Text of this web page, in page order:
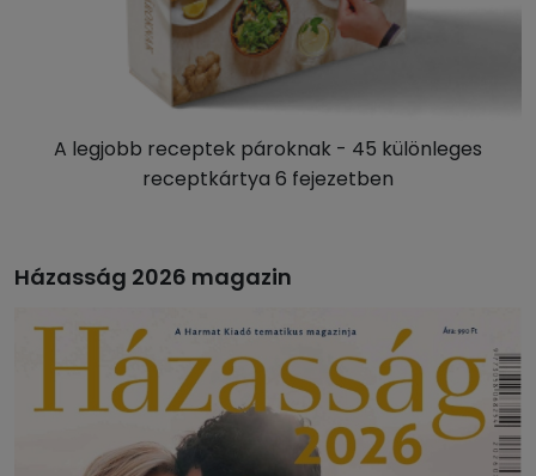
A legjobb receptek pároknak - 45 különleges
receptkártya 6 fejezetben
Házasság 2026 magazin